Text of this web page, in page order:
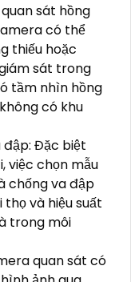
sát hồng
có thể
thiếu hoặc
sát trong
tầm nhìn hồng
có khu
đập: Đặc biệt
việc chọn mẫu
chống va đập
và hiệu suất
trong môi
quan sát có